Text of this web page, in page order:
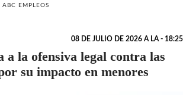
ABC EMPLEOS
08 DE JULIO DE 2026 A LA - 18:25
a la ofensiva legal contra las
su impacto en menores